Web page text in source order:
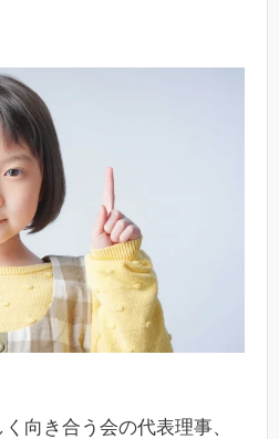
向き合う会の代表理事、